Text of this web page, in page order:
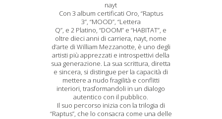
nayt
Con 3 album certificati Oro, “Raptus
3”, “MOOD”, “Lettera
Q”, e 2 Platino, “DOOM” e “HABITAT”, e
oltre dieci anni di carriera, nayt, nome
d’arte di William Mezzanotte, è uno degli
artisti più apprezzati e introspettivi della
sua generazione. La sua scrittura, diretta
e sincera, si distingue per la capacità di
mettere a nudo fragilità e conflitti
interiori, trasformandoli in un dialogo
autentico con il pubblico.
Il suo percorso inizia con la trilogia di
“Raptus”, che lo consacra come una delle